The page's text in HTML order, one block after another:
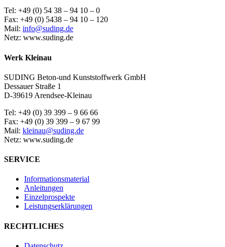
Tel: +49 (0) 54 38 – 94 10 – 0
Fax: +49 (0) 5438 – 94 10 – 120
Mail: info@suding.de
Netz: www.suding.de
Werk Kleinau
SUDING Beton-und Kunststoffwerk GmbH
Dessauer Straße 1
D-39619 Arendsee-Kleinau
Tel: +49 (0) 39 399 – 9 66 66
Fax: +49 (0) 39 399 – 9 67 99
Mail: kleinau@suding.de
Netz: www.suding.de
SERVICE
Informationsmaterial
Anleitungen
Einzelprospekte
Leistungserklärungen
RECHTLICHES